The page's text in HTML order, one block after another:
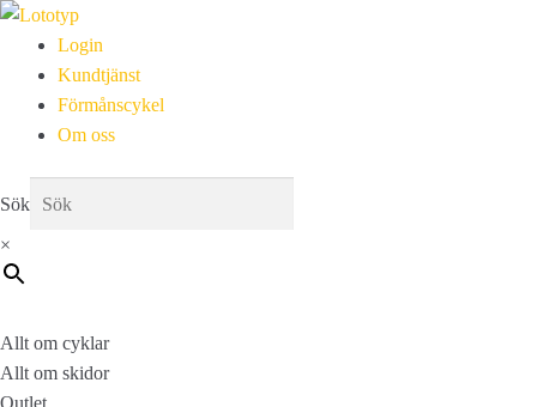
Login
Kundtjänst
Förmånscykel
Om oss
Sök
×
Allt om cyklar
Allt om skidor